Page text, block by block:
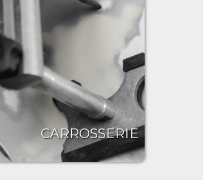
CARROSSERIE